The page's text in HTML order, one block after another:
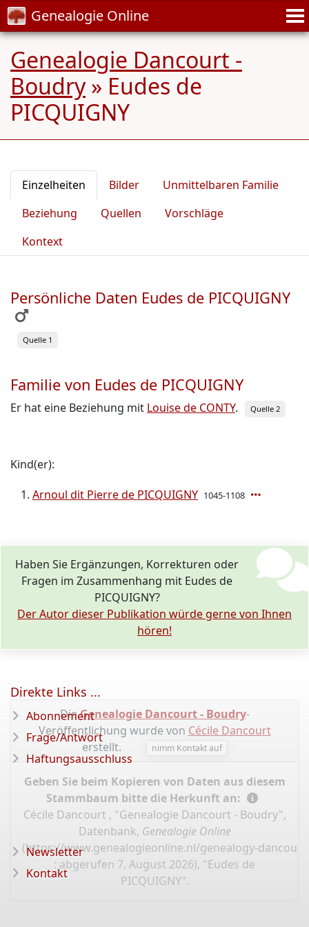
Genealogie Online
Genealogie Dancourt -
Boudry» Eudes de
PICQUIGNY
Einzelheiten Bilder
Unmittelbaren Familie
Beziehung
Quellen
Vorschläge
Kontext
Persönliche Daten Eudes de PICQUIGNY
Quelle 1
Familie von Eudes de PICQUIGNY
Er hat eine Beziehung mit Louise de CONTY. Quelle 2
Kind(er):
Arnoul dit Pierre de PICQUIGNY 1045-1108
Haben Sie Ergänzungen, Korrekturen oder
Fragen im Zusammenhang mit Eudes de
PICQUIGNY?
Der Autor dieser Publikation würde gerne von Ihnen
hören!
DieGenealogie Dancourt - Boudry-
Veröffentlichung wurde von Cécile Dancourt
erstellt.
nimm Kontakt auf
Geben Sie beim Kopieren von Daten aus diesem
Stammbaum bitte die Herkunft an:
Cécile Dancourt , "Genealogie Dancourt - Boudry",
Datenbank, Genealogie Online
(https://www.genealogieonline.nl/genealogy-
: abgerufen 7. August 2026), "Eudes de
PICQUIGNY".
Direkte Links ...
Abonnement
Frage/Antwort
Haftungsausschluss
Newsletter
Kontakt